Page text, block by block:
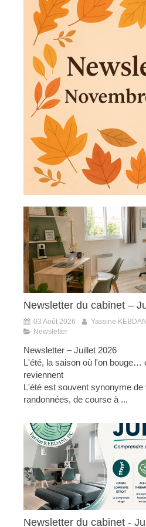
Newsletter du cabinet –
03 Août 2026
Yassine
Newsletter
Newsletter – Juillet 2026
L'été, la saison où l'on bouge…
reviennent
L'été est souvent synonyme
randonnées, de course à ...
Newsletter du cabinet -